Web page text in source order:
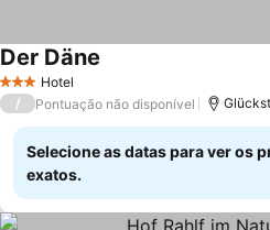
3 EstrelasHotel
Der Däne
/ Pontuação não disponível
Selecione as datas para ver os
exatos.